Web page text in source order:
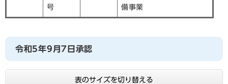
号
備事業
令和5年9月7日承認
表のサイズを切り替える